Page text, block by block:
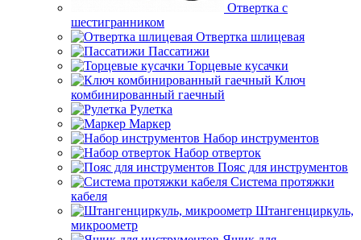
Отвертка с
шестигранником
Отвертка шлицевая
Пассатижи
Торцевые кусачки
Ключ
комбинированный гаечный
Рулетка
Маркер
Набор инструментов
Набор отверток
Пояс для инструментов
Система протяжки
кабеля
Штангенциркуль,
микроометр